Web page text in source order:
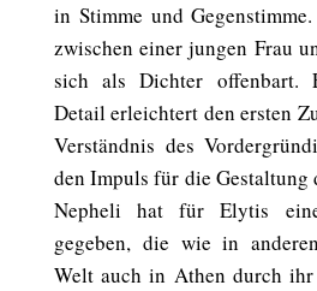
in Stimme und
zwischen einer jungen Frau
sich als Dichter offenbart.
Detail erleichtert den ersten
Verständnis des
den Impuls für die
Nepheli hat für Elytis
gegeben, die wie in
Welt auch in Athen durch ihr